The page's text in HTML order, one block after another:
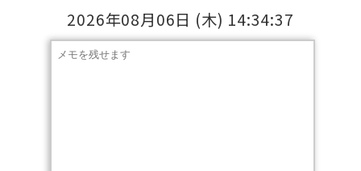
2026年08月06日 (木) 14:34:37